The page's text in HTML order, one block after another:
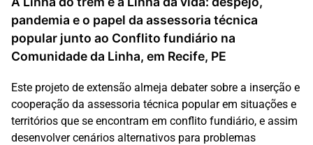
pandemia e o papel da assessoria técnica
popular junto ao Conflito fundiário na
Comunidade da Linha, em Recife, PE
Este projeto de extensão almeja debater sobre a inserção e
cooperação da assessoria técnica popular em situações e
territórios que se encontram em conflito fundiário, e assim
desenvolver cenários alternativos para problemas